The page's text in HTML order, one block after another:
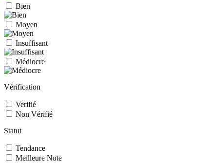
Bien
Moyen
Insuffisant
Médiocre
Vérification
Verifié
Non Vérifié
Statut
Tendance
Meilleure Note